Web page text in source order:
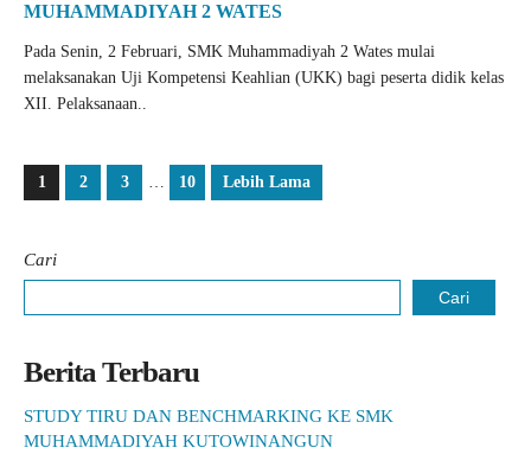
MUHAMMADIYAH 2 WATES
Pada Senin, 2 Februari, SMK Muhammadiyah 2 Wates mulai
melaksanakan Uji Kompetensi Keahlian (UKK) bagi peserta didik kelas
XII. Pelaksanaan..
1 2 3 … 10 Lebih Lama
Cari
Cari
Berita Terbaru
STUDY TIRU DAN BENCHMARKING KE SMK
MUHAMMADIYAH KUTOWINANGUN